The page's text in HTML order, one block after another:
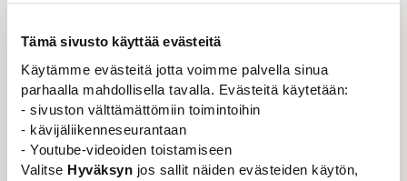
Tämä sivusto käyttää evästeitä
Käytämme evästeitä jotta voimme palvella sinua
parhaalla mahdollisella tavalla. Evästeitä käytetään:
- sivuston välttämättömiin toimintoihin
- kävijäliikenneseurantaan
- Youtube-videoiden toistamiseen
Valitse Hyväksyn jos sallit näiden evästeiden käytön,